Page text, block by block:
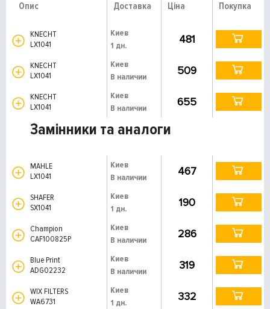
Опис Доставка Ціна Покупка
KNECHT
LX1041
Киев
1 дн.
481
KNECHT
LX1041
Киев
В наличии
509
KNECHT
LX1041
Киев
В наличии
655
Замінники та аналоги
MAHLE
LX1041
Киев
В наличии
467
SHAFER
SX1041
Киев
1 дн.
190
Champion
CAF100825P
Киев
В наличии
286
Blue Print
ADG02232
Киев
В наличии
319
WIX FILTERS
WA6731
Киев
1 дн.
332